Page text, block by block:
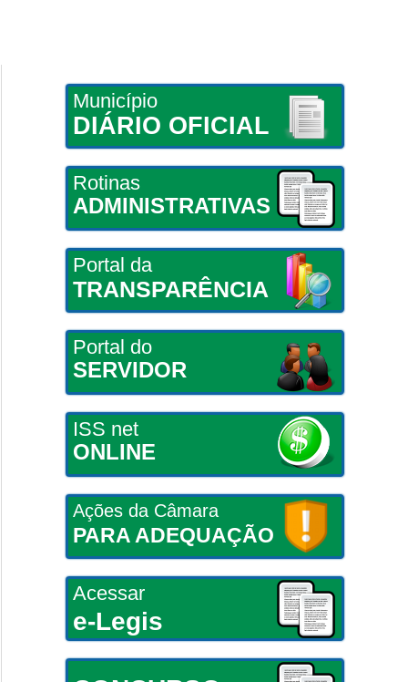
Município
DIÁRIO OFICIAL
Rotinas
ADMINISTRATIVAS
Portal da
TRANSPARÊNCIA
Portal do
SERVIDOR
ISS net
ONLINE
Ações da Câmara
PARA ADEQUAÇÃO
Acessar
e-Legis